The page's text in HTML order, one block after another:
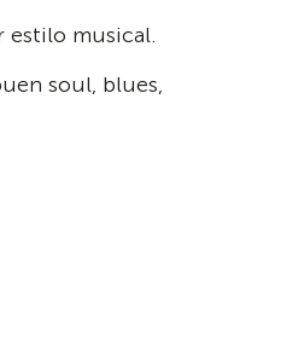
estilo musical.
soul, blues,